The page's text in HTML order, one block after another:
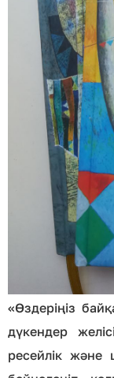
«Өздеріңіз
дүкендер
ресейлік және